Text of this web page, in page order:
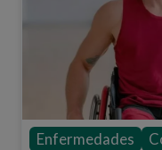
Enfermedades